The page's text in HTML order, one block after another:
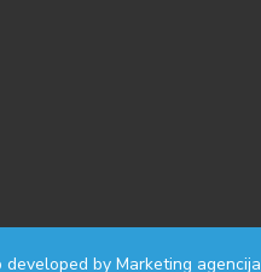
developed by Marketing agencija